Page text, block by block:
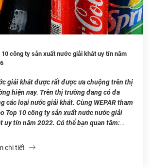
10 công ty sản xuất nước giải khát uy tín năm
giải khát được rất được ưa chuộng trên thị
hiện nay. Trên thị trường đang có đa
các loại nước giải khát. Cùng WEPAR tham
Top 10 công ty sản xuất nước nước giải
uy tín năm 2022. Có thể bạn quan tâm:
chi tiết